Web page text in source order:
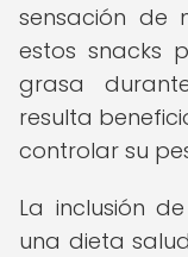
sensación de
estos snacks
grasa
resulta
controlar su
La inclusión
una dieta